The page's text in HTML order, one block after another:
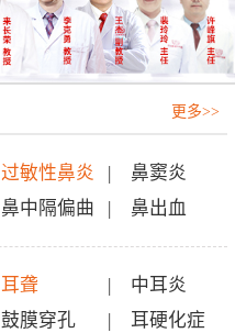
更多>>
过敏性鼻炎 |
鼻窦炎
鼻中隔偏曲 | 鼻出血
耳聋 |
中耳炎
鼓膜穿孔 | 耳硬化症